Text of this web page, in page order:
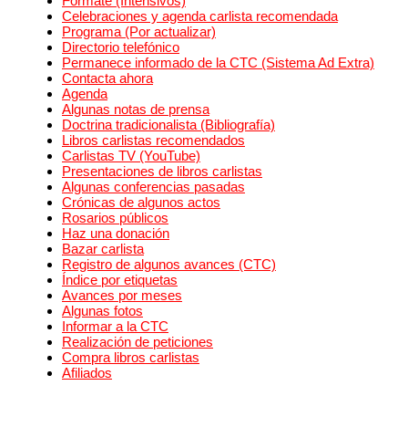
Celebraciones y agenda carlista recomendada
Programa (Por actualizar)
Directorio telefónico
Permanece informado de la CTC (Sistema Ad Extra)
Contacta ahora
Agenda
Algunas notas de prensa
Doctrina tradicionalista (Bibliografía)
Libros carlistas recomendados
Carlistas TV (YouTube)
Presentaciones de libros carlistas
Algunas conferencias pasadas
Crónicas de algunos actos
Rosarios públicos
Haz una donación
Bazar carlista
Registro de algunos avances (CTC)
Índice por etiquetas
Avances por meses
Algunas fotos
Informar a la CTC
Realización de peticiones
Compra libros carlistas
Afiliados